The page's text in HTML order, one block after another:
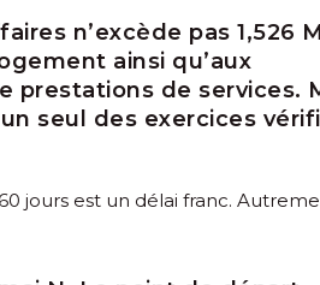
n’excède pas 1,526
ainsi qu’aux
prestations de services.
seul des exercices
jours est un délai franc.